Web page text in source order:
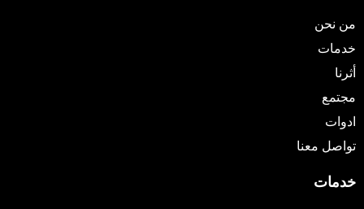
من نحن
خدمات
أثرنا
مجتمع
ادوات
تواصل معنا
خدمات